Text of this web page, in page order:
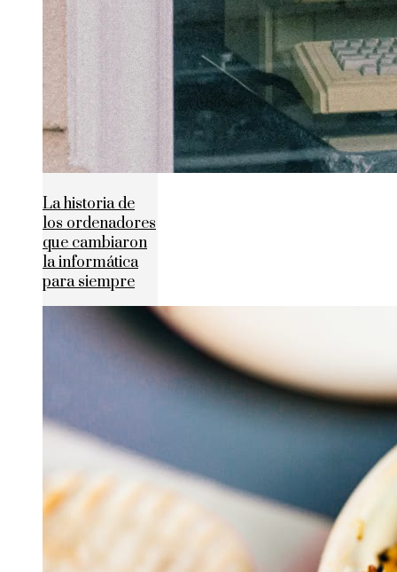
La historia de
los ordenadores
que cambiaron
la informática
para siempre